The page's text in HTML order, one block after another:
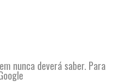
nunca deverá saber. Para